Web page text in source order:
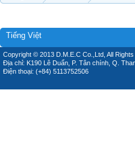
Tiếng Việt
Copyright © 2013 D.M.E.C Co.,Ltd, All Rights
Địa chỉ: K190 Lê Duẩn, P. Tân chính, Q.
Điện thoại: (+84) 5113752506